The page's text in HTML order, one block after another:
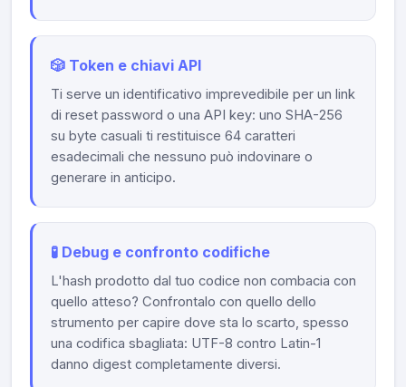
🎲 Token e chiavi API
Ti serve un identificativo imprevedibile per un link
di reset password o una API key: uno SHA-256
su byte casuali ti restituisce 64 caratteri
esadecimali che nessuno può indovinare o
generare in anticipo.
🧪 Debug e confronto codifiche
L'hash prodotto dal tuo codice non combacia con
quello atteso? Confrontalo con quello dello
strumento per capire dove sta lo scarto, spesso
una codifica sbagliata: UTF-8 contro Latin-1
danno digest completamente diversi.